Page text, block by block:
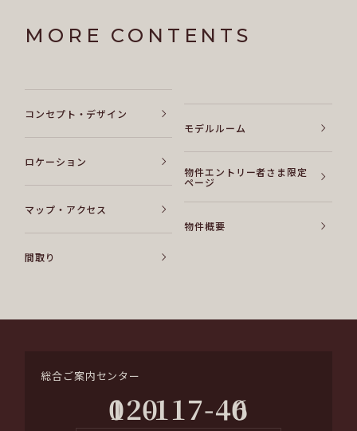
MORE CONTENTS
コンセプト・デザイン
ロケーション
マップ・アクセス
間取り
モデルルーム
物件エントリー者さま限定
ページ
物件概要
総合ご案内センター
0120-117-406